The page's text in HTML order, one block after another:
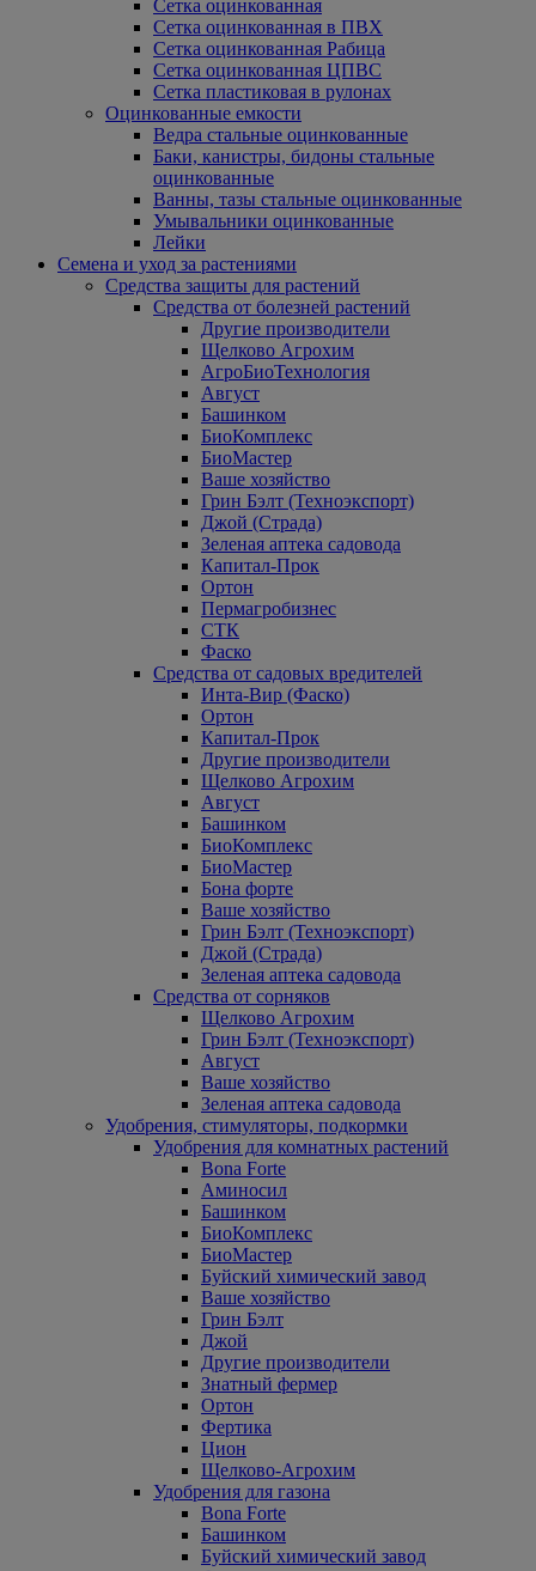
Сетка оцинкованная
Сетка оцинкованная в ПВХ
Сетка оцинкованная Рабица
Сетка оцинкованная ЦПВС
Сетка пластиковая в рулонах
Оцинкованные емкости
Ведра стальные оцинкованные
Баки, канистры, бидоны стальные
оцинкованные
Ванны, тазы стальные оцинкованные
Умывальники оцинкованные
Лейки
Семена и уход за растениями
Средства защиты для растений
Средства от болезней растений
Другие производители
Щелково Агрохим
АгроБиоТехнология
Август
Башинком
БиоКомплекс
БиоМастер
Ваше хозяйство
Грин Бэлт (Техноэкспорт)
Джой (Страда)
Зеленая аптека садовода
Капитал-Прок
Ортон
Пермагробизнес
СТК
Фаско
Средства от садовых вредителей
Инта-Вир (Фаско)
Ортон
Капитал-Прок
Другие производители
Щелково Агрохим
Август
Башинком
БиоКомплекс
БиоМастер
Бона форте
Ваше хозяйство
Грин Бэлт (Техноэкспорт)
Джой (Страда)
Зеленая аптека садовода
Средства от сорняков
Щелково Агрохим
Грин Бэлт (Техноэкспорт)
Август
Ваше хозяйство
Зеленая аптека садовода
Удобрения, стимуляторы, подкормки
Удобрения для комнатных растений
Bona Forte
Аминосил
Башинком
БиоКомплекс
БиоМастер
Буйский химический завод
Ваше хозяйство
Грин Бэлт
Джой
Другие производители
Знатный фермер
Ортон
Фертика
Цион
Щелково-Агрохим
Удобрения для газона
Bona Forte
Башинком
Буйский химический завод